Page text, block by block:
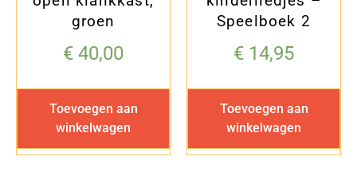
groen
€ 40,00
Toevoegen aan
winkelwagen
Speelboek 2
€ 14,95
Toevoegen aan
winkelwagen